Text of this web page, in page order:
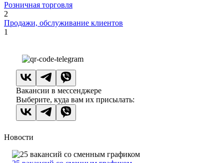
Розничная торговля
2
Продажи, обслуживание клиентов
1
Вакансии в мессенджере
Выберите, куда вам их присылать:
Новости